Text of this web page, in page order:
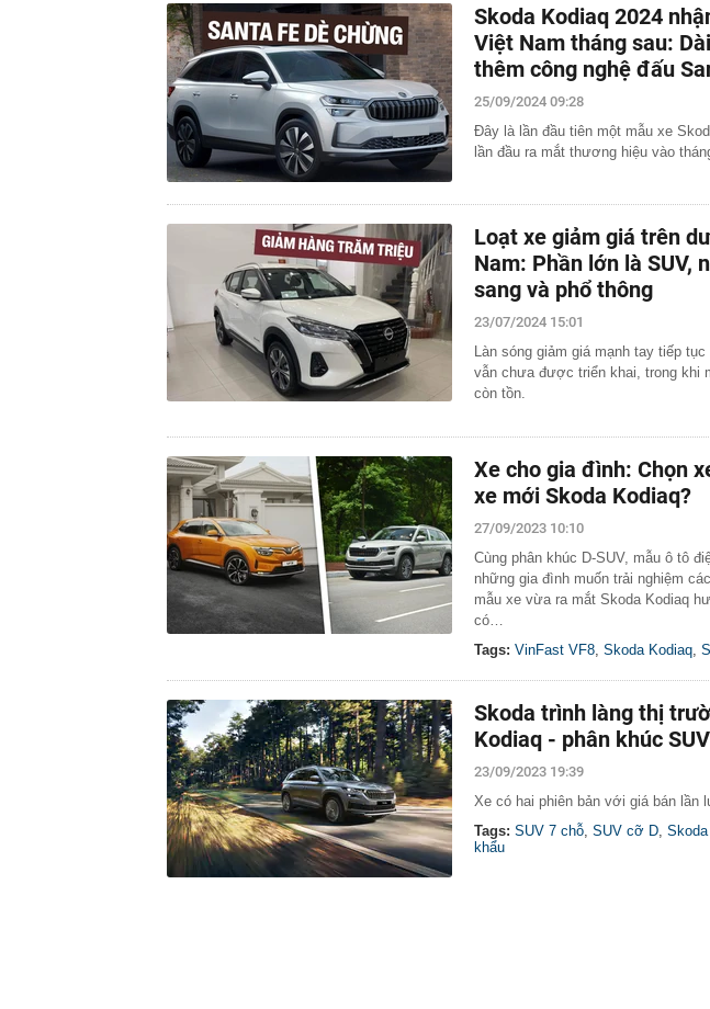
Skoda Kodiaq 2024
Việt Nam tháng sau:
thêm công nghệ đấu
25/09/2024 09:28
Đây là lần đầu tiên một mẫu xe
lần đầu ra mắt thương hiệu vào
Loạt xe giảm giá trên
Nam: Phần lớn là SUV,
sang và phổ thông
23/07/2024 15:01
Làn sóng giảm giá mạnh tay tiếp
vẫn chưa được triển khai, trong khi
còn tồn.
Xe cho gia đình: Chọn
xe mới Skoda Kodiaq?
27/09/2023 10:10
Cùng phân khúc D-SUV, mẫu ô tô
những gia đình muốn trải nghiệm
mẫu xe vừa ra mắt Skoda Kodiaq
có…
Tags: VinFast VF8 Skoda Kodiaq
Skoda trình làng thị
Kodiaq - phân khúc
23/09/2023 19:39
Xe có hai phiên bản với giá bán lần
Tags: SUV 7 chỗ SUV cỡ D
khẩu